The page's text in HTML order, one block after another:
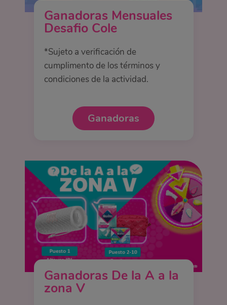
Ganadoras Mensuales
Desafio Cole
*Sujeto a verificación de
cumplimento de los términos y
condiciones de la actividad.
Ganadoras
Ganadoras De la A a la
zona V